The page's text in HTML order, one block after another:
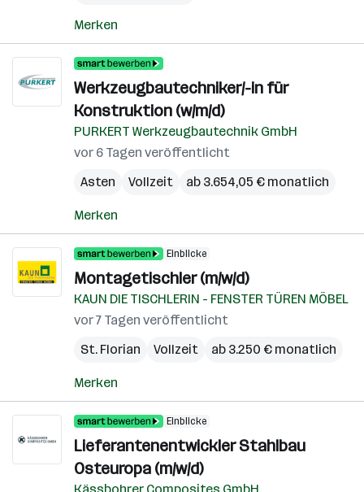
Merken
Werkzeugbautechniker/-in für
Konstruktion (w/m/d)
PURKERT Werkzeugbautechnik GmbH
vor 6 Tagen veröffentlicht
Asten
Vollzeit ab 3.654,05 € monatlich
Merken
Einblicke
Montagetischler (m/w/d)
KAUN DIE TISCHLERIN - FENSTER TÜREN MÖBEL
vor 7 Tagen veröffentlicht
St. Florian
Vollzeit ab 3.250 € monatlich
Merken
Einblicke
Lieferantenentwickler Stahlbau
Osteuropa (m/w/d)